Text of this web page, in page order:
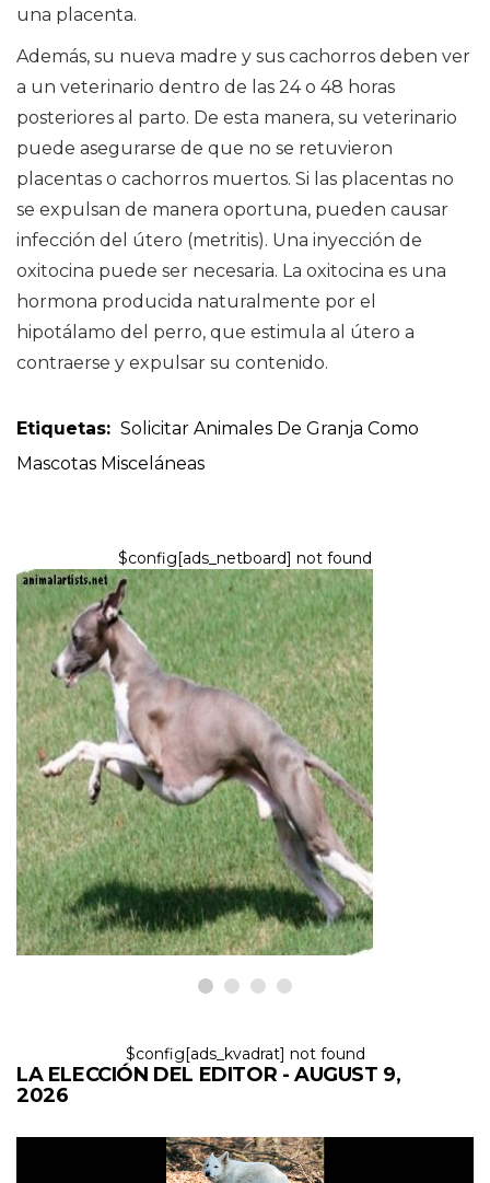
una placenta.
Además, su nueva madre y sus cachorros deben ver
a un veterinario dentro de las 24 o 48 horas
posteriores al parto. De esta manera, su veterinario
puede asegurarse de que no se retuvieron
placentas o cachorros muertos. Si las placentas no
se expulsan de manera oportuna, pueden causar
infección del útero (metritis). Una inyección de
oxitocina puede ser necesaria. La oxitocina es una
hormona producida naturalmente por el
hipotálamo del perro, que estimula al útero a
contraerse y expulsar su contenido.
Etiquetas: Solicitar Animales De Granja Como
Mascotas Misceláneas
$config[ads_netboard] not found
PERROS
Cinco razas de perros flacos que
querrás llevar a casa
9,2026
$config[ads_kvadrat] not found
LA ELECCIÓN DEL EDITOR - AUGUST 9,
2026